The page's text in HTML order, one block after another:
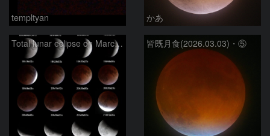
templtyan かあ
Total lunar eclipse on March 3, 2026 皆既月食(2026.03.03)・⑤